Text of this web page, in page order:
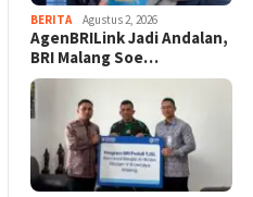
BERITA Agustus 2, 2026
AgenBRILink Jadi Andalan,
BRI Malang Soe…